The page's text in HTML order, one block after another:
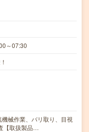
～07:30
械作業、バリ取り、目視
【取扱製品…